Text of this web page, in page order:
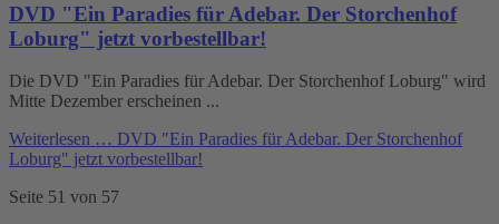
DVD "Ein Paradies für Adebar. Der Storchenhof
Loburg" jetzt vorbestellbar!
Die DVD "Ein Paradies für Adebar. Der Storchenhof Loburg" wird
Mitte Dezember erscheinen ...
Weiterlesen … DVD "Ein Paradies für Adebar. Der Storchenhof
Loburg" jetzt vorbestellbar!
Seite 51 von 57